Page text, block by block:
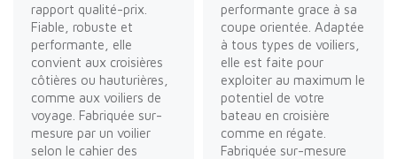
rapport qualité-prix.
Fiable, robuste et
performante, elle
convient aux croisières
côtières ou hauturières,
comme aux voiliers de
voyage. Fabriquée sur-
mesure par un voilier
selon le cahier des
performante grace à sa
coupe orientée. Adaptée
à tous types de voiliers,
elle est faite pour
exploiter au maximum le
potentiel de votre
bateau en croisière
comme en régate.
Fabriquée sur-mesure